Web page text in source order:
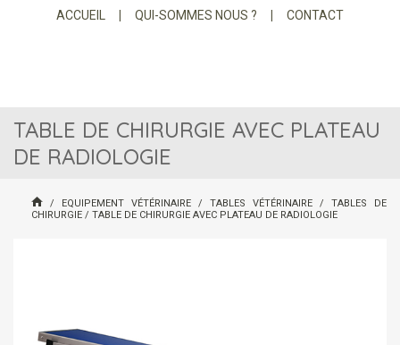
ACCUEIL
QUI-SOMMES NOUS ? CONTACT
TABLE DE CHIRURGIE AVEC PLATEAU
DE RADIOLOGIE
/ EQUIPEMENT VÉTÉRINAIRE / TABLES VÉTÉRINAIRE / TABLES DE
CHIRURGIE / TABLE DE CHIRURGIE AVEC PLATEAU DE RADIOLOGIE